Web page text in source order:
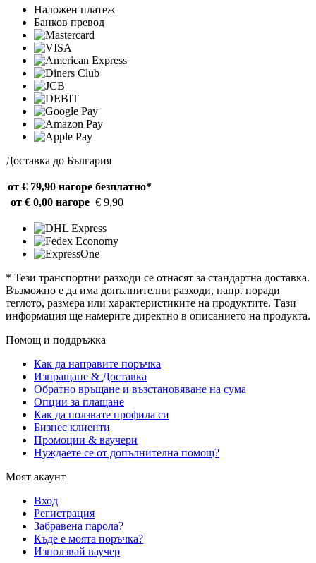
Наложен платеж
Банков превод
Доставка до България
от € 79,90 нагоре безплатно*
от € 0,00 нагоре € 9,90
* Тези транспортни разходи се отнасят за стандартна доставка.
Възможно е да има допълнителни разходи, напр. поради
теглото, размера или характеристиките на продуктите. Тази
информация ще намерите директно в описанието на продукта.
Помощ и поддръжка
Как да направите поръчка
Изпращане & Доставка
Обратно връщане и възстановяване на сума
Опции за плащане
Как да ползвате профила си
Бизнес клиенти
Промоции & ваучери
Нуждаете се от допълнителна помощ?
Моят акаунт
Вход
Регистрация
Забравена парола?
Къде е моята поръчка?
Използвай ваучер